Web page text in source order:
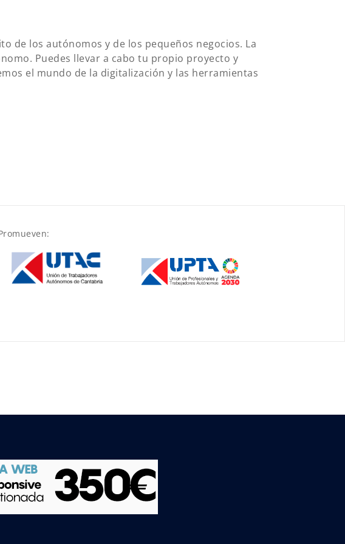
de los autónomos y de los pequeños negocios. La
Puedes llevar a cabo tu propio proyecto y
el mundo de la digitalización y las herramientas